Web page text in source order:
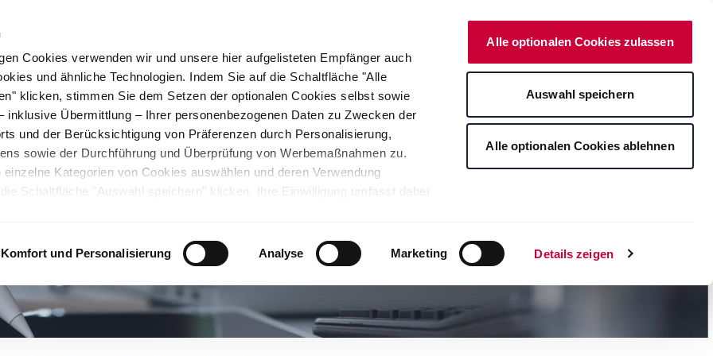
Cookies verwenden wir und unsere hier aufgelisteten Empfänger auch
und ähnliche Technologien. Indem Sie auf die Schaltfläche "Alle
klicken, stimmen Sie dem Setzen der optionalen Cookies selbst sowie
inklusive Übermittlung – Ihrer personenbezogenen Daten zu Zwecken der
und der Berücksichtigung von Präferenzen durch Personalisierung,
sowie der Durchführung und Überprüfung von Werbemaßnahmen zu.
Kategorien von Cookies auswählen und deren Verwendung
Schaltfläche "Auswahl speichern" klicken. Ihre Einwilligung umfasst dabei
können und Ihre Datenschutzrechte eingeschränkt sind. Weitere
Cookies und ähnlichen Technologien sowie zur Verarbeitung Ihrer
z.B. zu den verarbeiteten Daten, den Speicherdauern und den
Sie durch Anklicken von "Details zeigen" oder durch Aufrufen
, die am Ende der Webseite verlinkt ist, wählen und finden. Je nach den
Komfort und Personalisierung Analyse Marketing Details zeigen
Alle optionalen Cookies zulassen
Auswahl speichern
Alle optionalen Cookies ablehnen
Stahl Nachhaltigkeit Karriere Standorte